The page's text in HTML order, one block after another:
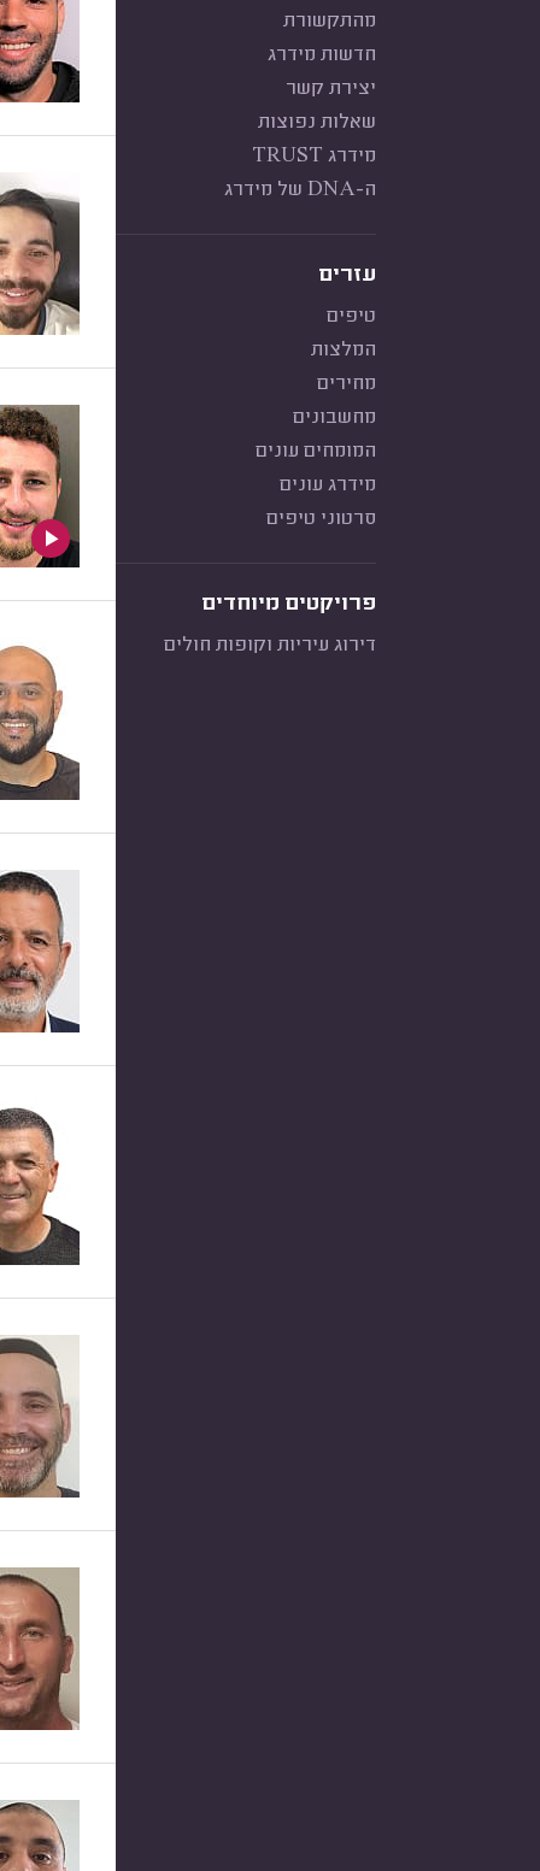
מהתקשורת
חדשות מידרג
יצירת קשר
שאלות נפוצות
מידרג TRUST
ה-DNA של מידרג
עזרים
טיפים
המלצות
מחירים
מחשבונים
המומחים עונים
מידרג עונים
סרטוני טיפים
פרויקטים מיוחדים
דירוג עיריות וקופות חולים